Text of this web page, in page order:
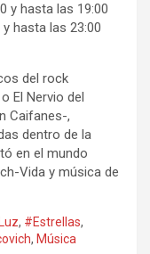
y hasta las 19:00
hasta las 23:00
del rock
El Nervio del
Caifanes-,
dentro de la
en el mundo
Vida y música de
, #Estrellas,
, Música